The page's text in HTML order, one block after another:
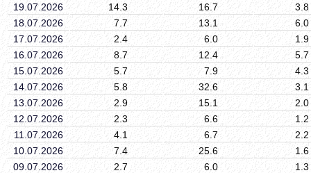
19.07.2026
14.3 16.7
3.8
18.07.2026
7.7 13.1
6.0
17.07.2026
2.4 6.0
1.9
16.07.2026
8.7 12.4
5.7
15.07.2026
5.7 7.9
4.3
14.07.2026
5.8 32.6
3.1
13.07.2026
2.9 15.1
2.0
12.07.2026
2.3 6.6
1.2
11.07.2026
4.1 6.7
2.2
10.07.2026
7.4 25.6
1.6
09.07.2026
2.7 6.0
1.3